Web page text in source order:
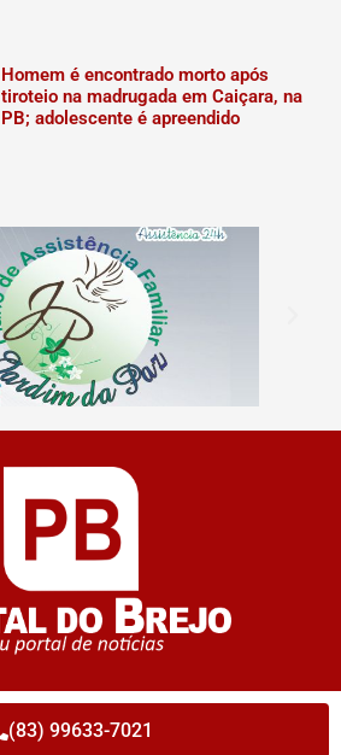
Homem é encontrado morto após
tiroteio na madrugada em Caiçara, na
PB; adolescente é apreendido
(83) 99633-7021